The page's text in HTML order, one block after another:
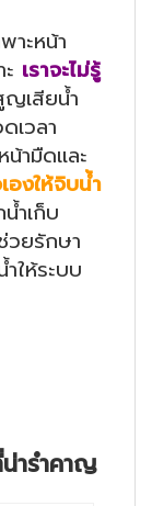
ะหน้า
เราจะไม่รู้
เสียน้ำ
เวลา
ามืดและ
องให้จิบน้ำ
ำเก็บ
วยรักษา
ให้ระบบ
ารำคาญ